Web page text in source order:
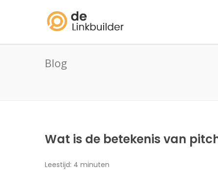
Blog
Wat is de betekenis van
Leestijd: 4 minuten